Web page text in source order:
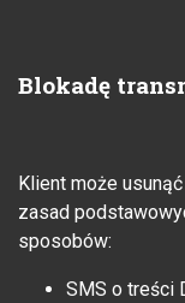
Blokadę
Klient może
zasad
sposobów:
SMS o treści